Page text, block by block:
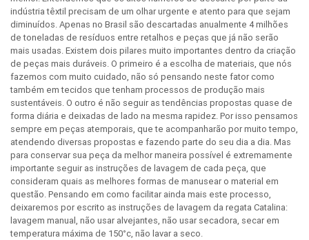
indústria têxtil precisam de um olhar urgente e atento para que sejam
diminuídos. Apenas no Brasil são descartadas anualmente 4 milhões
de toneladas de resíduos entre retalhos e peças que já não serão
mais usadas. Existem dois pilares muito importantes dentro da criação
de peças mais duráveis. O primeiro é a escolha de materiais, que nós
fazemos com muito cuidado, não só pensando neste fator como
também em tecidos que tenham processos de produção mais
sustentáveis. O outro é não seguir as tendências propostas quase de
forma diária e deixadas de lado na mesma rapidez. Por isso pensamos
sempre em peças atemporais, que te acompanharão por muito tempo,
atendendo diversas propostas e fazendo parte do seu dia a dia. Mas
para conservar sua peça da melhor maneira possível é extremamente
importante seguir as instruções de lavagem de cada peça, que
consideram quais as melhores formas de manusear o material em
questão. Pensando em como facilitar ainda mais este processo,
deixaremos por escrito as instruções de lavagem da regata Catalina:
lavagem manual, não usar alvejantes, não usar secadora, secar em
temperatura máxima de 150°c, não lavar a seco.